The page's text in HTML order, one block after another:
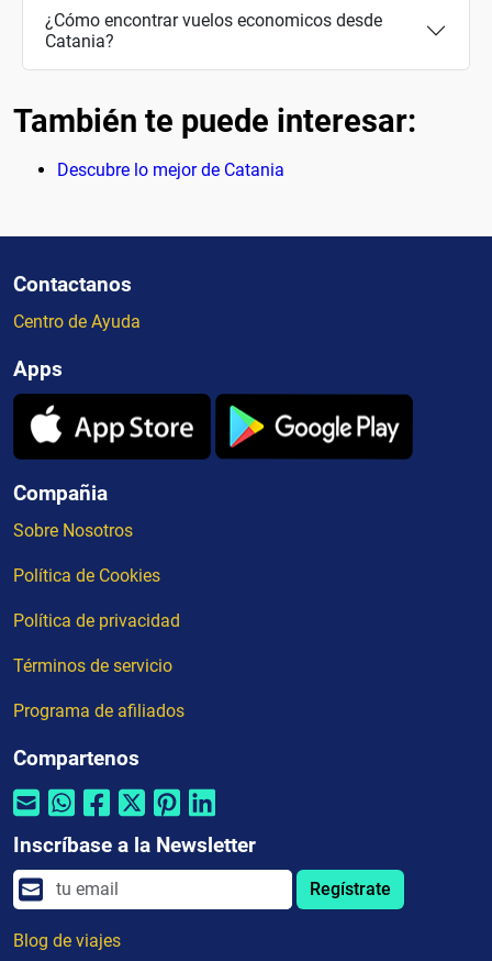
¿Cómo encontrar vuelos economicos desde
Catania?
También te puede interesar:
Descubre lo mejor de Catania
Contactanos
Centro de Ayuda
Apps
Compañia
Sobre Nosotros
Política de Cookies
Política de privacidad
Términos de servicio
Programa de afiliados
Compartenos
Inscríbase a la Newsletter
Regístrate
Blog de viajes